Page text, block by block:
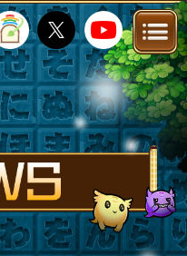
STORY NEWS
FAQ